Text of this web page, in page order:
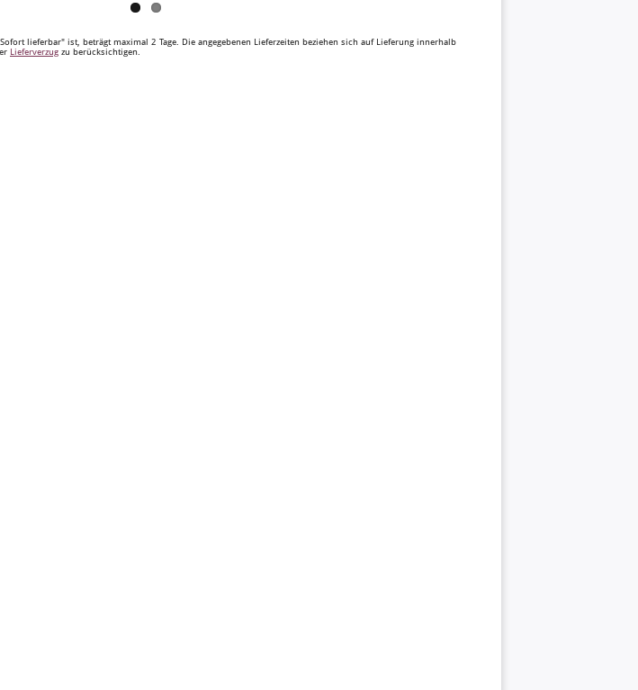
lieferbar" ist, beträgt maximal 2 Tage. Die angegebenen Lieferzeiten beziehen sich auf Lieferung innerhalb
Lieferverzug zu berücksichtigen.